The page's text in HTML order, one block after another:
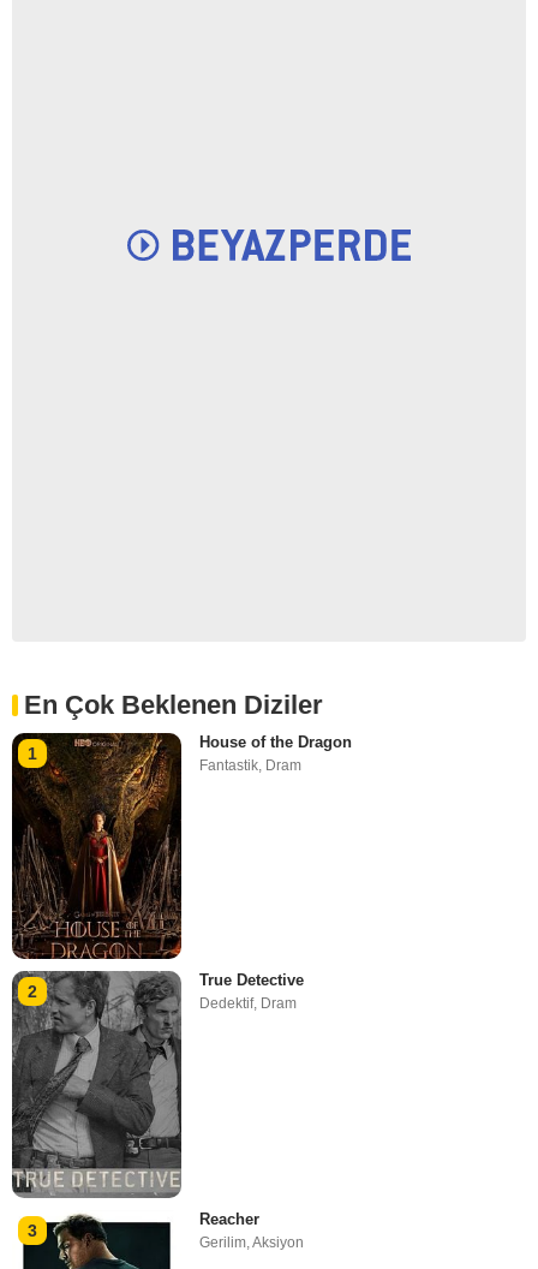
En Çok Beklenen Diziler
1
House of the Dragon
Fantastik, Dram
2
True Detective
Dedektif, Dram
3
Reacher
Gerilim ,Aksiyon